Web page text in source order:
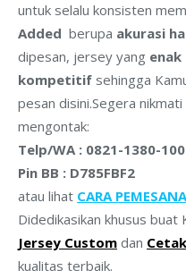
untuk selalu konsisten
Added berupa akurasi
dipesan, jersey yang
kompetitif sehingga
pesan disini.Segera
mengontak:
Telp/WA : 0821-1380-
Pin BB : D785FBF2
atau lihat CARA
Didedikasikan khusus buat
Jersey Custom dan
kualitas terbaik.